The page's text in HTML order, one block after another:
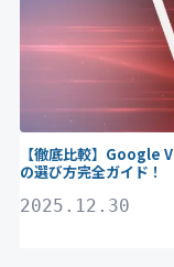
【徹底比較】Google
の選び方完全ガイド！
2025.12.30